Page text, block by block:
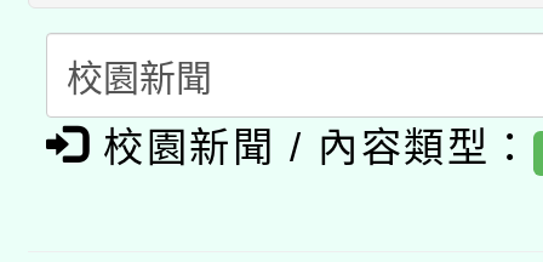
國立臺灣師範大學辦理
年度健康促進學校輔導
業成長研習」實施計畫
函轉國家教育研究院中
原住民族教育政策研討
族教育國際趨勢與發展
轉知教育部國民及學前
新北市政府教育局辦理
函轉國立臺灣師範大學
校園新聞 / 內容類型：